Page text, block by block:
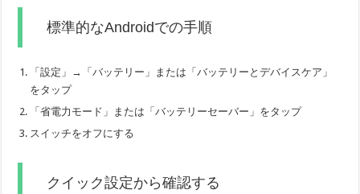
標準的なAndroidでの手順
「設定」→「バッテリー」または「バッテリーとデバイスケア」
をタップ
「省電力モード」または「バッテリーセーバー」をタップ
スイッチをオフにする
クイック設定から確認する